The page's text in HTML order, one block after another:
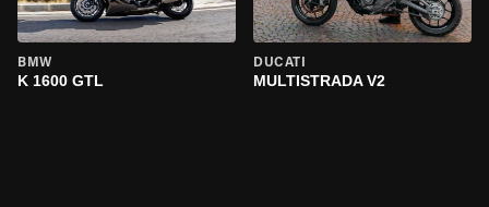
BMW
K 1600 GTL
DUCATI
MULTISTRADA V2